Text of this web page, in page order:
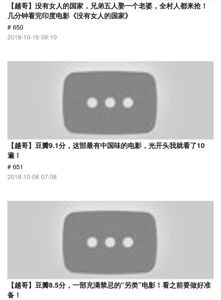
【越哥】没有女人的国家，兄弟五人娶一个老婆，全村人都来抢！
几分钟看完印度电影《没有女人的国家》
# 650
2018-10-16 08:10
【越哥】豆瓣9.1分，这部最有中国味的电影，光开头我就看了10
遍！
# 651
2018-10-08 07:08
【越哥】豆瓣8.5分，一部充满禁忌的“另类”电影！看之前要做好准
备！